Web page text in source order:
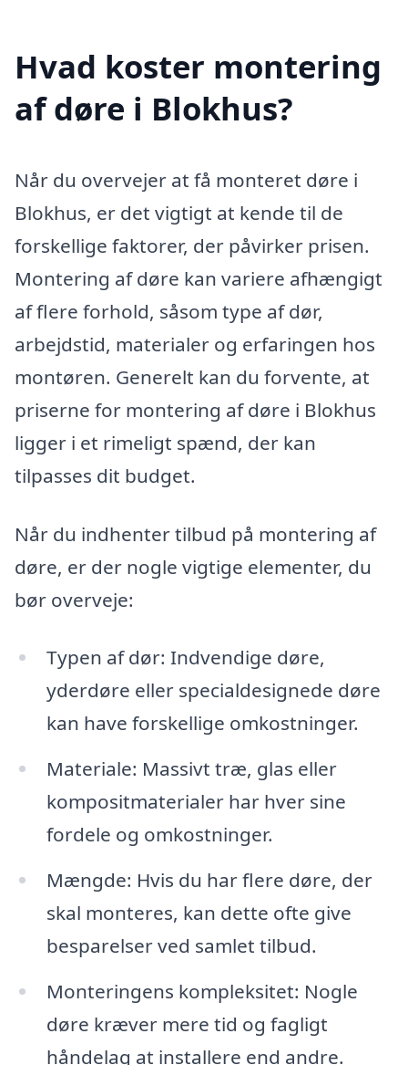
Hvad koster montering
af døre i Blokhus?
Når du overvejer at få monteret døre i
Blokhus, er det vigtigt at kende til de
forskellige faktorer, der påvirker prisen.
Montering af døre kan variere afhængigt
af flere forhold, såsom type af dør,
arbejdstid, materialer og erfaringen hos
montøren. Generelt kan du forvente, at
priserne for montering af døre i Blokhus
ligger i et rimeligt spænd, der kan
tilpasses dit budget.
Når du indhenter tilbud på montering af
døre, er der nogle vigtige elementer, du
bør overveje:
Typen af dør: Indvendige døre,
yderdøre eller specialdesignede døre
kan have forskellige omkostninger.
Materiale: Massivt træ, glas eller
kompositmaterialer har hver sine
fordele og omkostninger.
Mængde: Hvis du har flere døre, der
skal monteres, kan dette ofte give
besparelser ved samlet tilbud.
Monteringens kompleksitet: Nogle
døre kræver mere tid og fagligt
håndelag at installere end andre.